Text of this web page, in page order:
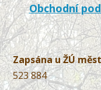
Obchodní
Zapsána u ŽÚ
523 884